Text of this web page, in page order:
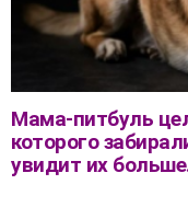
Мама-питбуль
которого
увидит их